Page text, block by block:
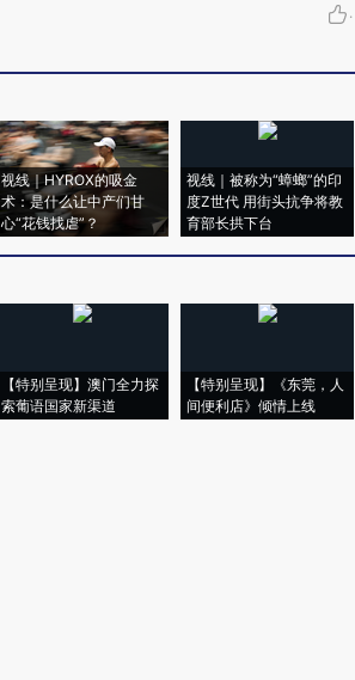
·
视线｜HYROX的吸金
术：是什么让中产们甘
心“花钱找虐”？
视线｜被称为“蟑螂”的印
度Z世代 用街头抗争将教
育部长拱下台
【特别呈现】澳门全力探
索葡语国家新渠道
【特别呈现】《东莞，人
间便利店》倾情上线